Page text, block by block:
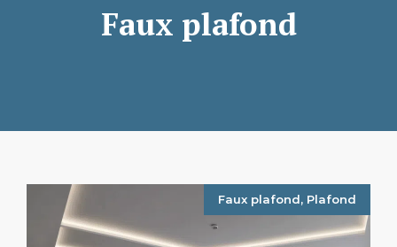
Faux plafond
Faux plafond, Plafond